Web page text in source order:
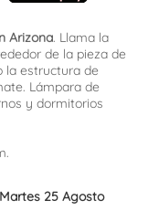
Arizona. Llama la
de la pieza de
la estructura de
Lámpara de
y dormitorios
Martes 25 Agosto